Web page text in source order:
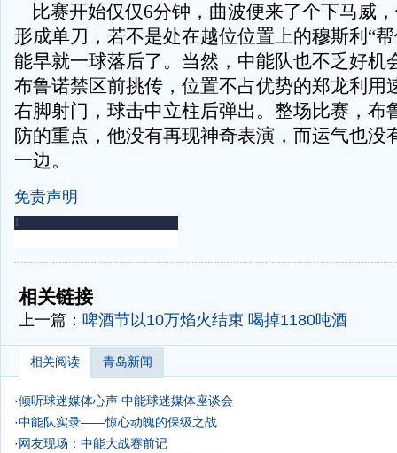
比赛开始仅仅6分钟，曲波便来了个下马威
形成单刀，若不是处在越位位置上的穆斯利“
能早就一球落后了。当然，中能队也不乏好机
布鲁诺禁区前挑传，位置不占优势的郑龙利用
右脚射门，球击中立柱后弹出。整场比赛，布
防的重点，他没有再现神奇表演，而运气也没
一边。
免责声明
-
相关链接
上一篇： 啤酒节以10万焰火结束 喝掉1180吨酒
相关阅读 青岛新闻
·倾听球迷媒体心声 中能球迷媒体座谈会
·中能队实录——惊心动魄的保级之战
·网友现场：中能大战赛前记